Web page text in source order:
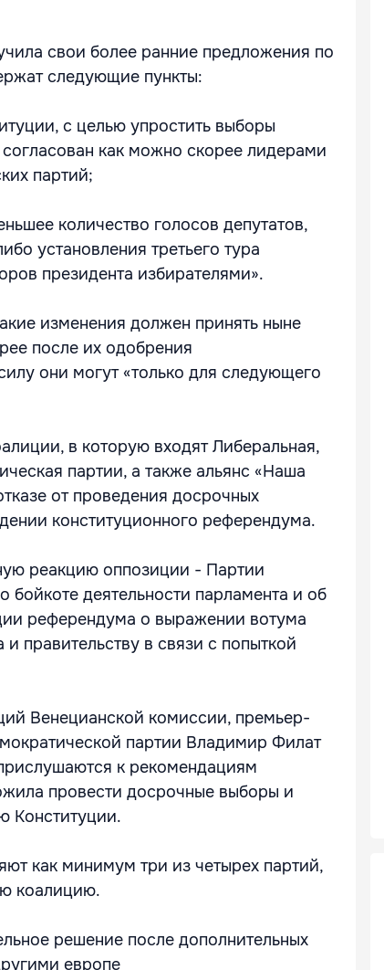
свои более ранние предложения по
следующие пункты:
с целью упростить выборы
как можно скорее лидерами
партий;
количество голосов депутатов,
установления третьего тура
президента избирателями».
изменения должен принять ныне
после их одобрения
они могут «только для следующего
в которую входят Либеральная,
партии, а также альянс «Наша
от проведения досрочных
конституционного референдума.
реакцию оппозиции - Партии
деятельности парламента и об
референдума о выражении вотума
правительству в связи с попыткой
Венецианской комиссии, премьер-
партии Владимир Филат
к рекомендациям
провести досрочные выборы и
Конституции.
как минимум три из четырех партий,
коалицию.
решение после дополнительных
европе